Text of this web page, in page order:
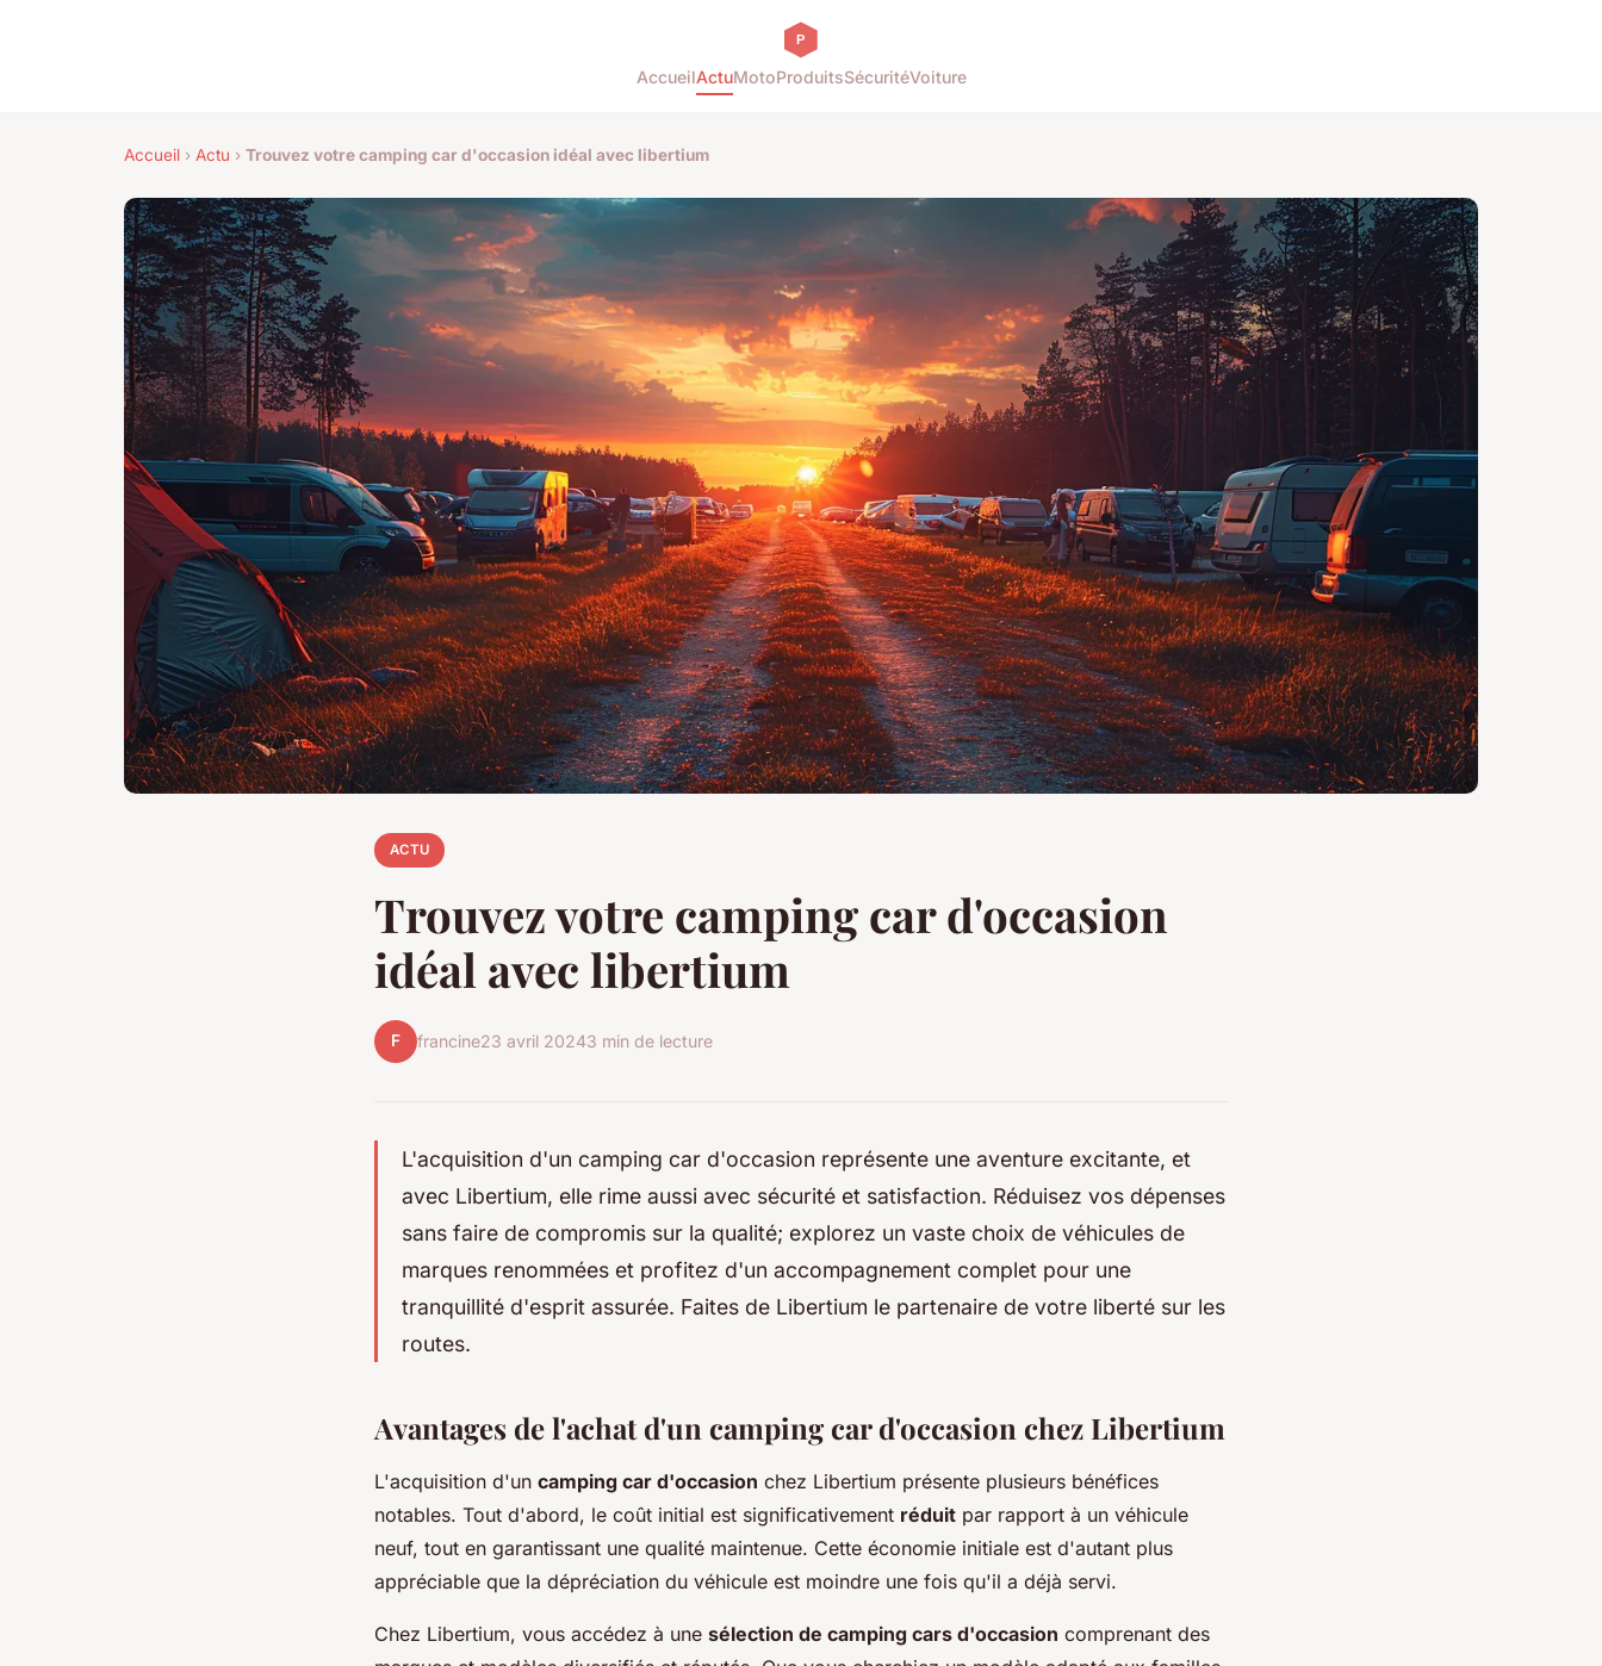
AccueilActuMotoProduitsSécuritéVoiture
Accueil › Actu › Trouvez votre camping car d'occasion idéal avec libertium
ACTU
Trouvez votre camping car d'occasion
idéal avec libertium
F francine23 avril 20243 min de lecture
L'acquisition d'un camping car d'occasion représente une aventure excitante, et
avec Libertium, elle rime aussi avec sécurité et satisfaction. Réduisez vos dépenses
sans faire de compromis sur la qualité; explorez un vaste choix de véhicules de
marques renommées et profitez d'un accompagnement complet pour une
tranquillité d'esprit assurée. Faites de Libertium le partenaire de votre liberté sur les
routes.
Avantages de l'achat d'un camping car d'occasion chez Libertium
L'acquisition d'un camping car d'occasion chez Libertium présente plusieurs bénéfices
notables. Tout d'abord, le coût initial est significativement réduit par rapport à un véhicule
neuf, tout en garantissant une qualité maintenue. Cette économie initiale est d'autant plus
appréciable que la dépréciation du véhicule est moindre une fois qu'il a déjà servi.
Chez Libertium, vous accédez à une sélection de camping cars d'occasion comprenant des